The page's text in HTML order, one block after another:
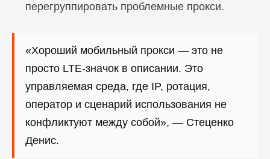
перегруппировать проблемные прокси.
«Хороший мобильный прокси — это не
просто LTE-значок в описании. Это
управляемая среда, где IP, ротация,
оператор и сценарий использования не
конфликтуют между собой», — Стеценко
Денис.